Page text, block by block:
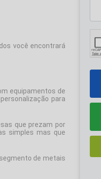
você encontrará
equipamentos de
para
que prezam por
simples mas que
de metais